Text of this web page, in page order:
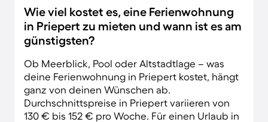
Wie viel kostet es, eine Ferienwohnung
in Priepert zu mieten und wann ist es am
günstigsten?
Ob Meerblick, Pool oder Altstadtlage – was
deine Ferienwohnung in Priepert kostet, hängt
ganz von deinen Wünschen ab.
Durchschnittspreise in Priepert variieren von
130 € bis 152 € pro Woche. Für einen Urlaub in